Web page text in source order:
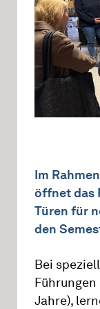
Im
öffnet das
Türen für
den
Bei
Jahre),